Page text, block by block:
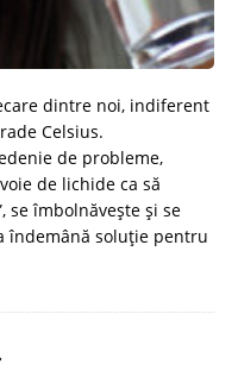
dintre noi, indiferent
Celsius.
de probleme,
de lichide ca să
se îmbolnăvește și se
îndemână soluție pentru